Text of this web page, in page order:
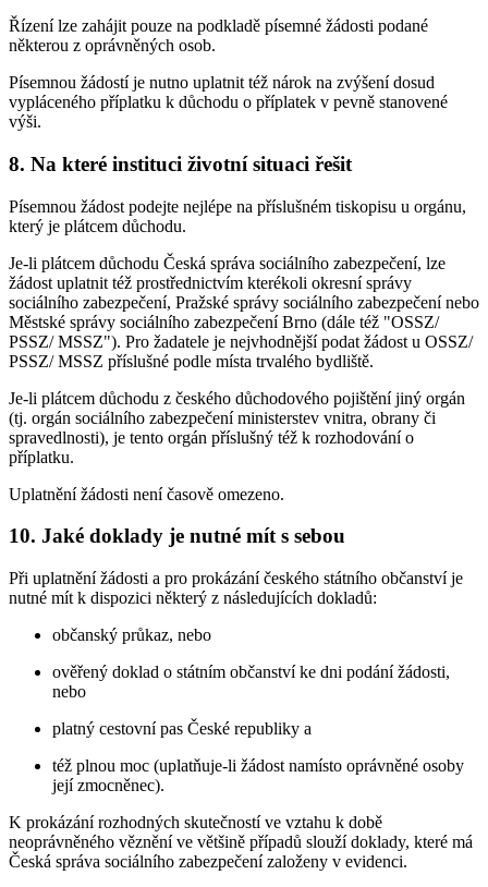
Řízení lze zahájit pouze na podkladě písemné žádosti podané
některou z oprávněných osob.
Písemnou žádostí je nutno uplatnit též nárok na zvýšení dosud
vypláceného příplatku k důchodu o příplatek v pevně stanovené
výši.
8. Na které instituci životní situaci řešit
Písemnou žádost podejte nejlépe na příslušném tiskopisu u orgánu,
který je plátcem důchodu.
Je-li plátcem důchodu Česká správa sociálního zabezpečení, lze
žádost uplatnit též prostřednictvím kterékoli okresní správy
sociálního zabezpečení, Pražské správy sociálního zabezpečení nebo
Městské správy sociálního zabezpečení Brno (dále též "OSSZ/
PSSZ/ MSSZ"). Pro žadatele je nejvhodnější podat žádost u OSSZ/
PSSZ/ MSSZ příslušné podle místa trvalého bydliště.
Je-li plátcem důchodu z českého důchodového pojištění jiný orgán
(tj. orgán sociálního zabezpečení ministerstev vnitra, obrany či
spravedlnosti), je tento orgán příslušný též k rozhodování o
příplatku.
Uplatnění žádosti není časově omezeno.
10. Jaké doklady je nutné mít s sebou
Při uplatnění žádosti a pro prokázání českého státního občanství je
nutné mít k dispozici některý z následujících dokladů:
občanský průkaz, nebo
ověřený doklad o státním občanství ke dni podání žádosti,
nebo
platný cestovní pas České republiky a
též plnou moc (uplatňuje-li žádost namísto oprávněné osoby
její zmocněnec).
K prokázání rozhodných skutečností ve vztahu k době
neoprávněného věznění ve většině případů slouží doklady, které má
Česká správa sociálního zabezpečení založeny v evidenci.